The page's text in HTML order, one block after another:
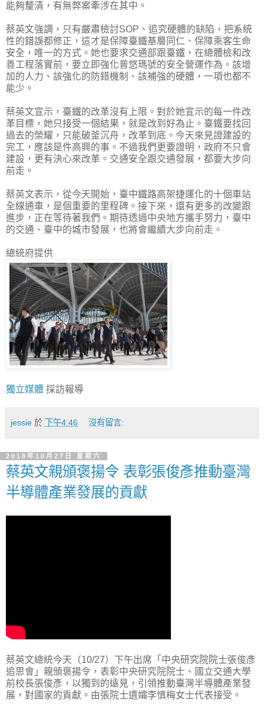
能夠釐清，有無弊案牽涉在其中。
蔡英文強調，只有嚴肅檢討SOP、追究硬體的缺陷，把系統
性的錯誤都修正，這才是保障臺鐵基層同仁、保障乘客生命
安全，唯一的方式。她也要求交通部跟臺鐵，在總體檢和改
善工程落實前，要立即強化普悠瑪號的安全營運作為。該增
加的人力、該強化的防錯機制、該補強的硬體，一項也都不
能少。
蔡英文宣示，臺鐵的改革沒有上限。對於她宣示的每一件改
革目標，她只接受一個結果，就是改到好為止。臺鐵要找回
過去的榮耀，只能破釜沉舟，改革到底。今天來見證建設的
完工，應該是件高興的事。不過我們更要證明，政府不只會
建設，更有決心來改革。交通安全跟交通發展，都要大步向
前走。
蔡英文表示，從今天開始，臺中鐵路高架捷運化的十個車站
全線通車，是個重要的里程碑。接下來，還有更多的改變跟
進步，正在等待著我們。期待透過中央地方攜手努力，臺中
的交通、臺中的城市發展，也將會繼續大步向前走。
總統府提供
獨立媒體 採訪報導
jessie 於 下午4:46 沒有留言:
2018年10月27日 星期六
蔡英文親頒褒揚令 表彰張俊彥推動臺灣
半導體產業發展的貢獻
蔡英文總統今天（10/27）下午出席「中央研究院院士張俊彥
追思會」親頒褒揚令，表彰中央研究院院士、國立交通大學
前校長張俊彥，以獨到的遠見，引領推動臺灣半導體產業發
展，對國家的貢獻。由張院士遺孀李慎梅女士代表接受。